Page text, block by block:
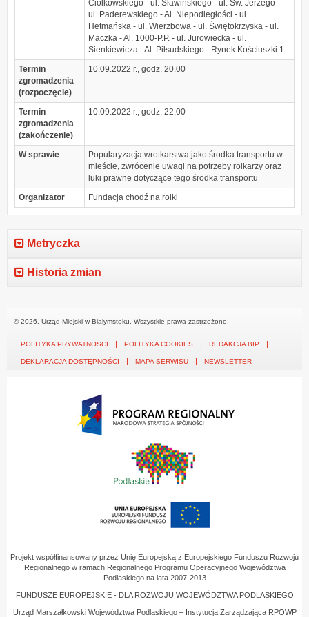
Ciołkowskiego - ul. Sławińskiego - ul. Św. Jerzego -
ul. Paderewskiego - Al. Niepodległości - ul.
Hetmańska - ul. Wierzbowa - ul. Świętokrzyska - ul.
Maczka - Al. 1000-P.P. - ul. Jurowiecka - ul.
Sienkiewicza - Al. Piłsudskiego - Rynek Kościuszki 1
Termin
zgromadzenia
(rozpoczęcie)
10.09.2022 r., godz. 20.00
Termin
zgromadzenia
(zakończenie)
10.09.2022 r., godz. 22.00
W sprawie
Popularyzacja wrotkarstwa jako środka transportu w
mieście, zwrócenie uwagi na potrzeby rolkarzy oraz
luki prawne dotyczące tego środka transportu
Organizator
Fundacja chodź na rolki
Metryczka
Historia zmian
© 2026. Urząd Miejski w Białymstoku. Wszystkie prawa zastrzeżone.
POLITYKA PRYWATNOŚCI POLITYKA COOKIES REDAKCJA BIP
DEKLARACJA DOSTĘPNOŚCI MAPA SERWISU NEWSLETTER
Projekt współfinansowany przez Unię Europejską z Europejskiego Funduszu Rozwoju
Regionalnego w ramach Regionalnego Programu Operacyjnego Województwa
Podlaskiego na lata 2007-2013
FUNDUSZE EUROPEJSKIE - DLA ROZWOJU WOJEWÓDZTWA PODLASKIEGO
Urząd Marszałkowski Województwa Podlaskiego – Instytucja Zarządzająca RPOWP